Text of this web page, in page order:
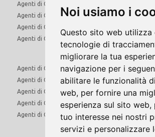
Noi usiamo i
Questo sito web
tecnologie di
migliorare la tua
navigazione per i
abilitare le funzionalità
web, per fornire una
esperienza sul sito web,
tuo interesse nei nostri
servizi e personalizzare
Agenti di Commercio Piemonte
Agenti di Commercio Puglia
Agenti di Commercio Sardegna
Agenti di Commercio Sicilia
Agenti di Commercio Toscana
Agenti di Commercio Trentino Alto Adige
Agenti di Commercio Umbria
Agenti di Commercio Valle d'Aosta
Agenti di Commercio Veneto